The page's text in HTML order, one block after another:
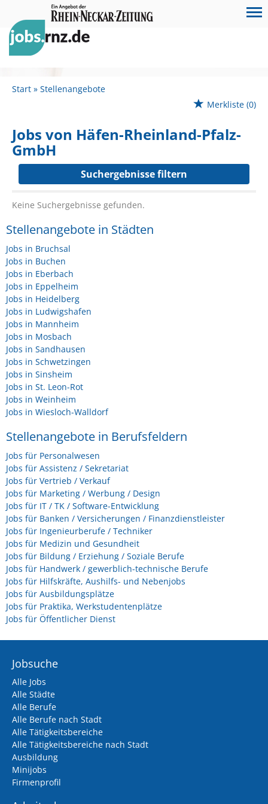
Start
Stellenangebote
Merkliste (0)
Jobs von Häfen-Rheinland-Pfalz-
GmbH
Suchergebnisse filtern
Keine Suchergebnisse gefunden.
Stellenangebote in Städten
Jobs in Bruchsal
Jobs in Buchen
Jobs in Eberbach
Jobs in Eppelheim
Jobs in Heidelberg
Jobs in Ludwigshafen
Jobs in Mannheim
Jobs in Mosbach
Jobs in Sandhausen
Jobs in Schwetzingen
Jobs in Sinsheim
Jobs in St. Leon-Rot
Jobs in Weinheim
Jobs in Wiesloch-Walldorf
Stellenangebote in Berufsfeldern
Jobs für Personalwesen
Jobs für Assistenz / Sekretariat
Jobs für Vertrieb / Verkauf
Jobs für Marketing / Werbung / Design
Jobs für IT / TK / Software-Entwicklung
Jobs für Banken / Versicherungen / Finanzdienstleister
Jobs für Ingenieurberufe / Techniker
Jobs für Medizin und Gesundheit
Jobs für Bildung / Erziehung / Soziale Berufe
Jobs für Handwerk / gewerblich-technische Berufe
Jobs für Hilfskräfte, Aushilfs- und Nebenjobs
Jobs für Ausbildungsplätze
Jobs für Praktika, Werkstudentenplätze
Jobs für Öffentlicher Dienst
Jobsuche
Alle Jobs
Alle Städte
Alle Berufe
Alle Berufe nach Stadt
Alle Tätigkeitsbereiche
Alle Tätigkeitsbereiche nach Stadt
Ausbildung
Minijobs
Firmenprofil